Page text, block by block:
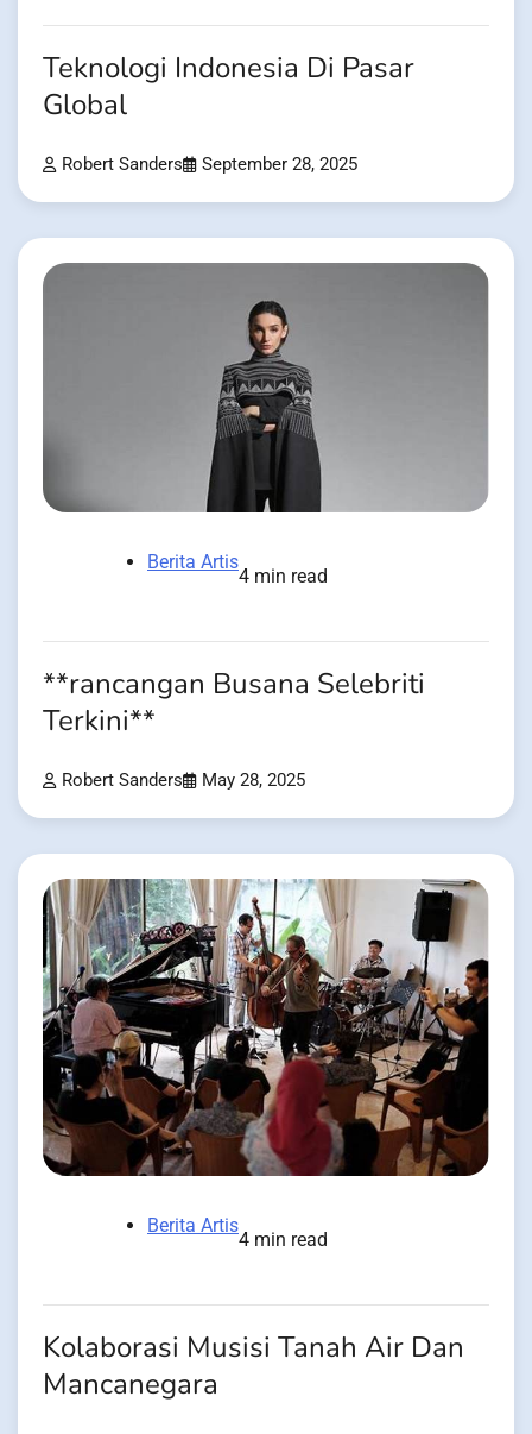
Teknologi Indonesia Di Pasar
Global
Robert Sanders September 28, 2025
Berita Artis
4 min read
**rancangan Busana Selebriti
Terkini**
Robert Sanders May 28, 2025
Berita Artis
4 min read
Kolaborasi Musisi Tanah Air Dan
Mancanegara